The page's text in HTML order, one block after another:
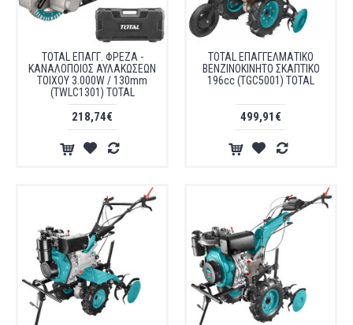
TOTAL ΕΠΑΓΓ. ΦΡΕΖΑ -
ΚΑΝΑΛΟΠΟΙΟΣ ΑΥΛΑΚΩΣΕΩΝ
ΤΟΙΧΟΥ 3.000W / 130mm
(TWLC1301) TOTAL
218,74€
TOTAL ΕΠΑΓΓΕΛΜΑΤΙΚΟ
ΒΕΝΖΙΝΟΚΙΝΗΤΟ ΣΚΑΠΤΙΚΟ
196cc (TGC5001) TOTAL
499,91€